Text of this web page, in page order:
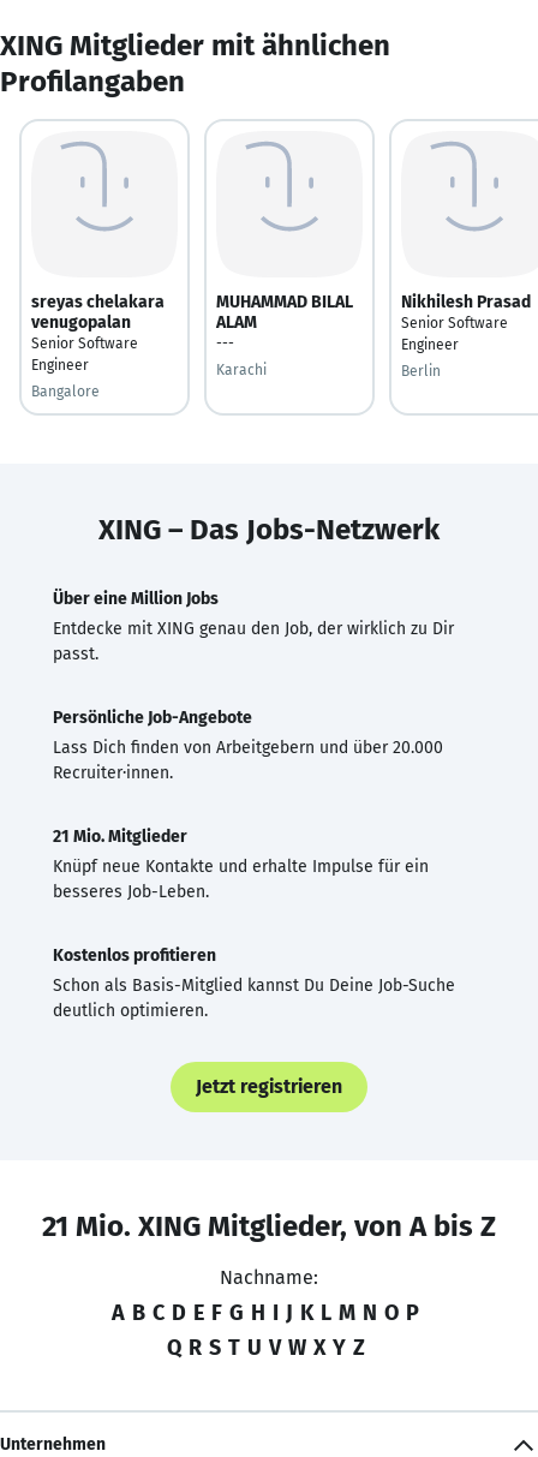
XING Mitglieder mit ähnlichen
Profilangaben
sreyas chelakara
venugopalan
Senior Software
Engineer
Bangalore
MUHAMMAD BILAL
ALAM
---
Karachi
Nikhilesh Prasad
Senior Software
Engineer
Berlin
XING – Das Jobs-Netzwerk
Über eine Million Jobs
Entdecke mit XING genau den Job, der wirklich zu Dir
passt.
Persönliche Job-Angebote
Lass Dich finden von Arbeitgebern und über 20.000
Recruiter·innen.
21 Mio. Mitglieder
Knüpf neue Kontakte und erhalte Impulse für ein
besseres Job-Leben.
Kostenlos profitieren
Schon als Basis-Mitglied kannst Du Deine Job-Suche
deutlich optimieren.
Jetzt registrieren
21 Mio. XING Mitglieder, von A bis Z
Nachname:
A B C D E F G H I J K L M N O P
Q R S T U V W X Y Z
Unternehmen